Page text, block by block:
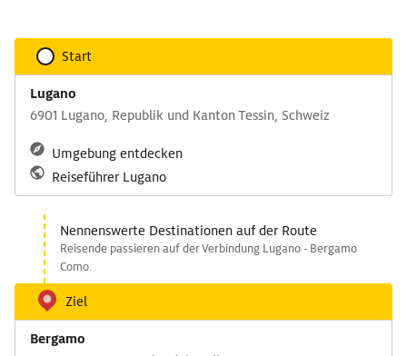
Start
Lugano
6901 Lugano, Republik und Kanton Tessin, Schweiz
Umgebung entdecken
Reiseführer Lugano
Nennenswerte Destinationen auf der Route
Reisende passieren auf der Verbindung Lugano - Bergamo
Como.
Ziel
Bergamo